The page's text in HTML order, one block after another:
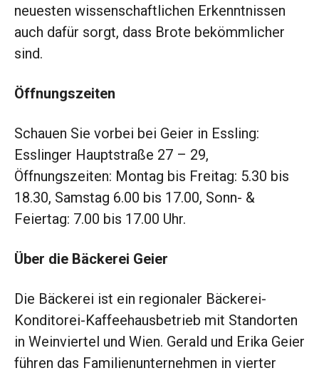
neuesten wissenschaftlichen Erkenntnissen
auch dafür sorgt, dass Brote bekömmlicher
sind.
Öffnungszeiten
Schauen Sie vorbei bei Geier in Essling:
Esslinger Hauptstraße 27 – 29,
Öffnungszeiten: Montag bis Freitag: 5.30 bis
18.30, Samstag 6.00 bis 17.00, Sonn- &
Feiertag: 7.00 bis 17.00 Uhr.
Über die Bäckerei Geier
Die Bäckerei ist ein regionaler Bäckerei-
Konditorei-Kaffeehausbetrieb mit Standorten
in Weinviertel und Wien. Gerald und Erika Geier
führen das Familienunternehmen in vierter